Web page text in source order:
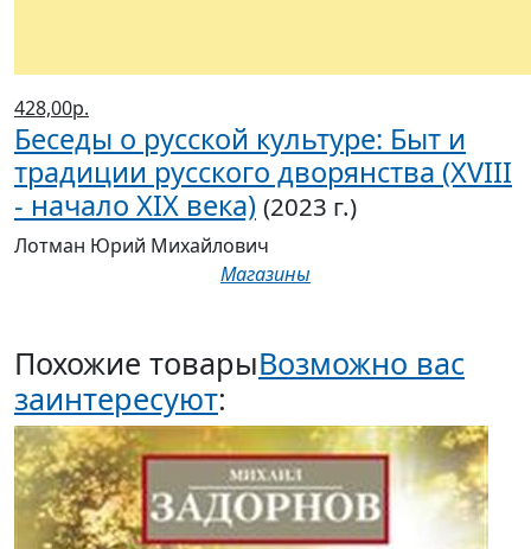
428,00р.
Беседы о русской культуре: Быт и
традиции русского дворянства (XVIII
- начало XIX века) (2023 г.)
Лотман Юрий Михайлович
Магазины
Похожие товарыВозможно вас
заинтересуют: